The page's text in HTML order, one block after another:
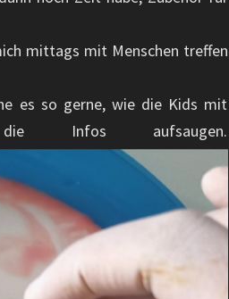
mittags mit Menschen treffen
es so gerne, wie die Kids mit
Infos aufsaugen.